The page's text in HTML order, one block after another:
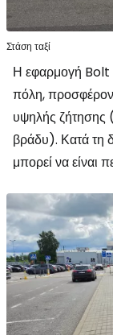
Στάση ταξί
Η εφαρμογή Bolt
πόλη,
υψηλής ζήτησης
βράδυ). Κατά τη
μπορεί να είναι